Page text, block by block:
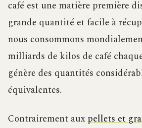
café est une matière première
grande quantité et facile à
nous consommons
milliards de kilos de café
génère des quantités
équivalentes.
Contrairement aux pellets et